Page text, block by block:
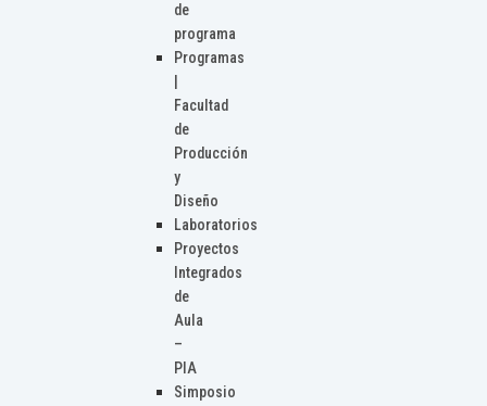
de
programa
Programas
Facultad
de
Producción
y
Diseño
Laboratorios
Proyectos
Integrados
de
Aula
–
PIA
Simposio